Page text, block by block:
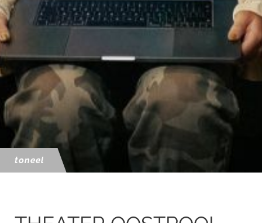
toneel